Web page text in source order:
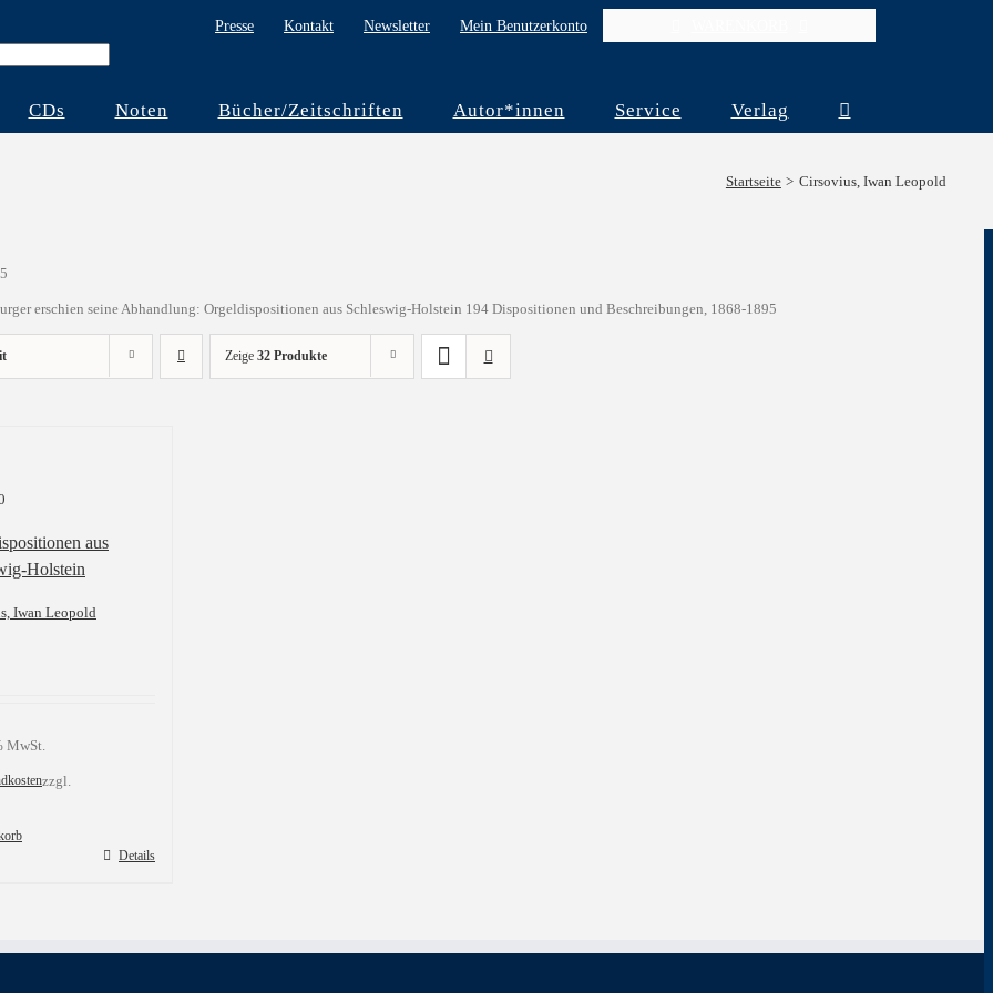
Presse Kontakt Newsletter Mein Benutzerkonto
CDs Noten Bücher/Zeitschriften Autor*innen Service Verlag
Startseite Cirsovius, Iwan Leopold
erschien seine Abhandlung: Orgeldispositionen aus Schleswig-Holstein 194 Dispositionen und Beschreibungen, 1868-1895
Zeige 32 Produkte
aus
Holstein
Iwan Leopold
MwSt.
zzgl.
Details